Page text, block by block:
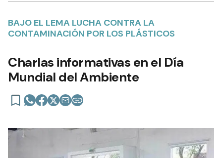
BAJO EL LEMA LUCHA CONTRA LA
CONTAMINACIÓN POR LOS PLÁSTICOS
Charlas informativas en el Día
Mundial del Ambiente